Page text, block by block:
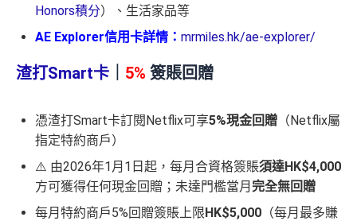
Honors積分）、生活家品等
AE Explorer信用卡詳情： mrmiles.hk/ae-explorer/
渣打Smart卡 5% 簽賬回贈
憑渣打Smart卡訂閱Netflix可享5%現金回贈 （Netflix屬
指定特約商戶）
⚠️ 由2026年1月1日起，每月合資格簽賬須達HK$4,000
方可獲得任何現金回贈；未達門檻當月 完全無回贈
每月特約商戶5%回贈簽賬上限HK$5,000 （每月最多賺